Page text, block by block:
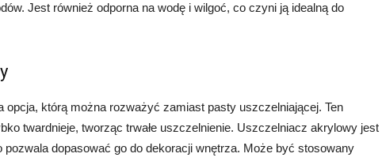
Jest również odporna na wodę i wilgoć, co czyni ją idealną do
opcja, którą można rozważyć zamiast pasty uszczelniającej. Ten
twardnieje, tworząc trwałe uszczelnienie. Uszczelniacz akrylowy jest
dopasować go do dekoracji wnętrza. Może być stosowany